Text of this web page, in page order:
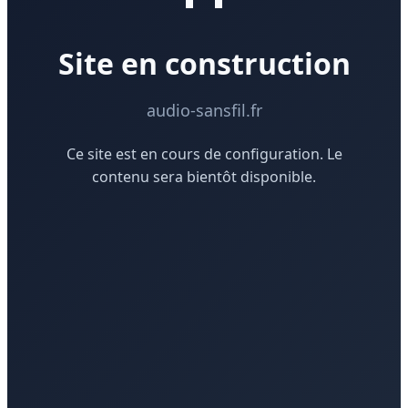
Site en construction
audio-sansfil.fr
Ce site est en cours de configuration. Le
contenu sera bientôt disponible.